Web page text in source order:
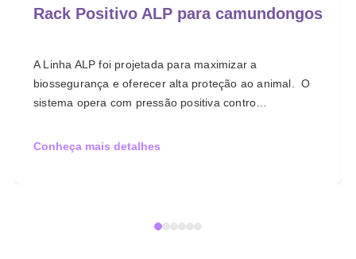
Rack Positivo ALP para camundongos
A Linha ALP foi projetada para maximizar a
biossegurança e oferecer alta proteção ao animal. O
sistema opera com pressão positiva contro…
Conheça mais detalhes